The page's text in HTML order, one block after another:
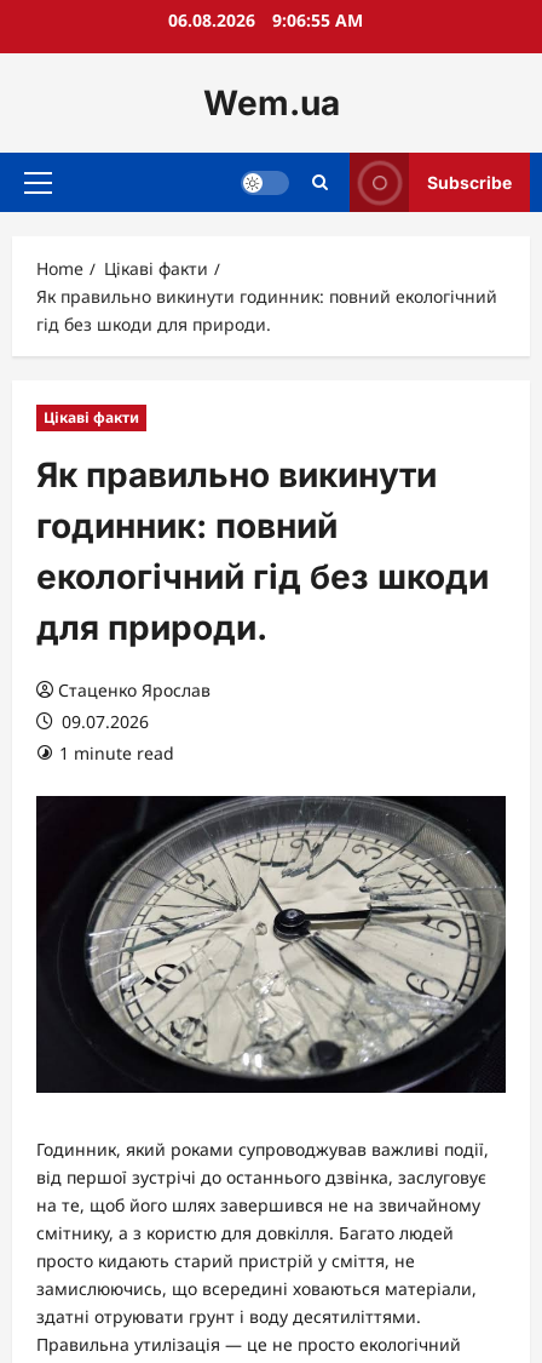
06.08.2026 9:06:56 AM
Wem.ua
Primary
Subscribe
Home
Цікаві факти
Як правильно викинути годинник: повний екологічний
гід без шкоди для природи.
Цікаві факти
Як правильно викинути
годинник: повний
екологічний гід без шкоди
для природи.
Стаценко Ярослав
09.07.2026
1 minute read
Годинник, який роками супроводжував важливі події,
від першої зустрічі до останнього дзвінка, заслуговує
на те, щоб його шлях завершився не на звичайному
смітнику, а з користю для довкілля. Багато людей
просто кидають старий пристрій у сміття, не
замислюючись, що всередині ховаються матеріали,
здатні отруювати грунт і воду десятиліттями.
Правильна утилізація — це не просто екологічний